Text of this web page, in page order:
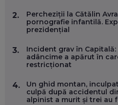
MARIUS PAȘCULEA,
FOLOSEȘTI
CĂTRE ARTĂ, LA NIVEL
ANDREI AVĂDANEI, BIT
CARIERĂ DE „HACKER CU
EP. 56
2.
Percheziții la Cătălin
pornografie infantilă.
prezidențial
3.
Incident grav în
adâncime a apărut în
restricționat
4.
Un ghid montan,
culpă după accidentul
alpinist a murit și trei au